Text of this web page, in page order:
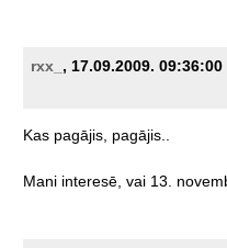
rxx_ , 17.09.2009. 09:36:00
Kas pagājis, pagājis..
Mani interesē, vai 13.